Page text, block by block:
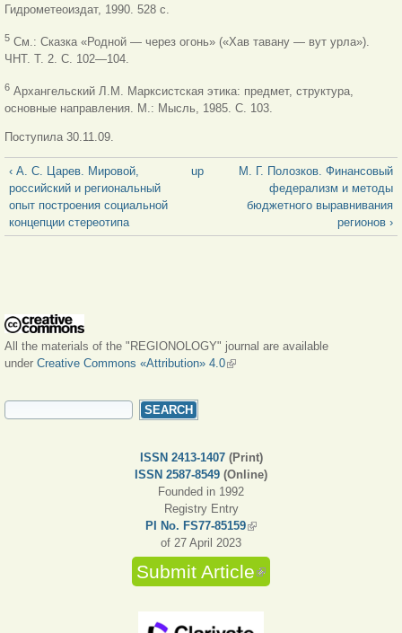
Гидрометеоиздат, 1990. 528 с.
5 См.: Сказка «Родной — через огонь» («Хав тавану — вут урла»).
ЧНТ. Т. 2. С. 102—104.
6 Архангельский Л.М. Марксистская этика: предмет, структура,
основные направления. М.: Мысль, 1985. С. 103.
Поступила 30.11.09.
‹ А. С. Царев. Мировой,
российский и региональный
опыт построения социальной
концепции стереотипа
up
М. Г. Полозков. Финансовый
федерализм и методы
бюджетного выравнивания
регионов ›
All the materials of the "REGIONOLOGY" journal are available
under Creative Commons «Attribution» 4.0(link is external)
SEARCH FORM
ISSN 2413-1407(Print)
ISSN 2587-8549 (Online)
Founded in 1992
Registry Entry
PI No. FS77-85159(link is external)
of 27 April 2023
Submit Article(link is external)